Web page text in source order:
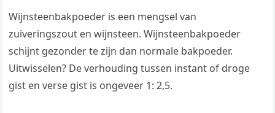
Wijnsteenbakpoeder is een mengsel van
zuiveringszout en wijnsteen. Wijnsteenbakpoeder
schijnt gezonder te zijn dan normale bakpoeder.
Uitwisselen? De verhouding tussen instant of droge
gist en verse gist is ongeveer 1: 2,5.